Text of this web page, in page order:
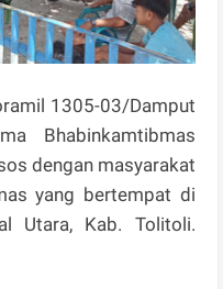
1305-03/Damput
Bhabinkamtibmas
dengan masyarakat
yang bertempat di
Utara, Kab. Tolitoli.